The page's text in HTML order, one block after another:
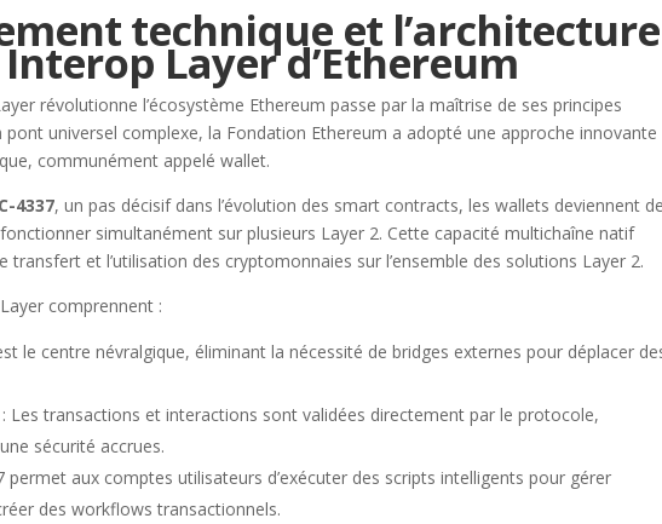
technique et l’architecture
Layer d’Ethereum
révolutionne l’écosystème Ethereum passe par la maîtrise de ses principes
universel complexe, la Fondation Ethereum a adopté une approche innovante
communément appelé wallet.
4337, un pas décisif dans l’évolution des smart contracts, les wallets deviennent
simultanément sur plusieurs Layer 2. Cette capacité multichaîne natif
et l’utilisation des cryptomonnaies sur l’ensemble des solutions Layer 2.
comprennent :
le centre névralgique, éliminant la nécessité de bridges externes pour déplacer
: Les transactions et interactions sont validées directement par le protocole,
sécurité accrues.
permet aux comptes utilisateurs d’exécuter des scripts intelligents pour gérer
des workflows transactionnels.